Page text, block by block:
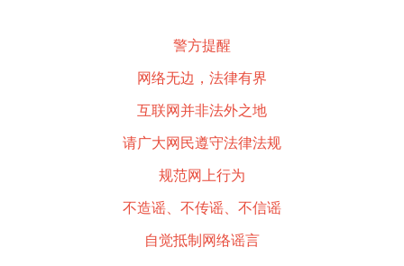
警方提醒
网络无边，法律有界
互联网并非法外之地
请广大网民遵守法律法规
规范网上行为
不造谣、不传谣、不信谣
自觉抵制网络谣言